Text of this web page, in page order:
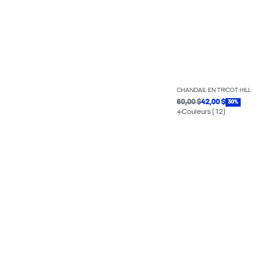
CHANDAIL EN TRICOT HILL
60,00 $42,00 $ 30%
Couleurs (12)